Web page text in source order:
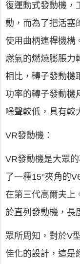
復運動式發動機，
動，而為了把活塞
使用曲柄連桿機構
燃氣的燃燒膨脹力
相比，轉子發動機
功率的轉子發動機
噪聲較低，具有較
VR發動機：
VR發動機是大眾
了一種15°夾角的
在第三代高爾夫上
於直列發動機，長
眾所周知，對於V
佳化的設計，這是